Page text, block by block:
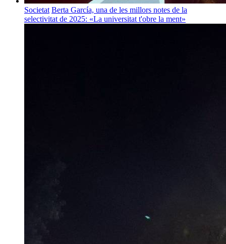
Societat Berta García, una de les millors notes de la
selectivitat de 2025: «La universitat t'obre la ment»